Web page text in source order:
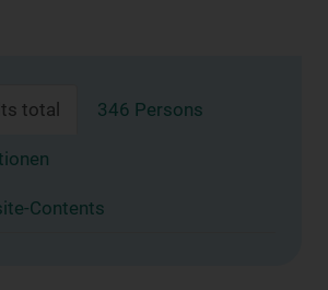
total 346 Persons
Contents